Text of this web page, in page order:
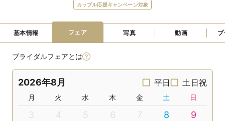
カップル応援キャンペーン対象
基本情報 フェア 写真 動画
ブライダルフェアとは
2026年8月 平日 土日祝
月 火 水 木 金 土 日
3 4 5 6 7 8 9